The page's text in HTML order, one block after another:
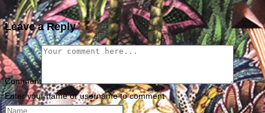
Leave a Reply
Comment
Enter your name or username to comment